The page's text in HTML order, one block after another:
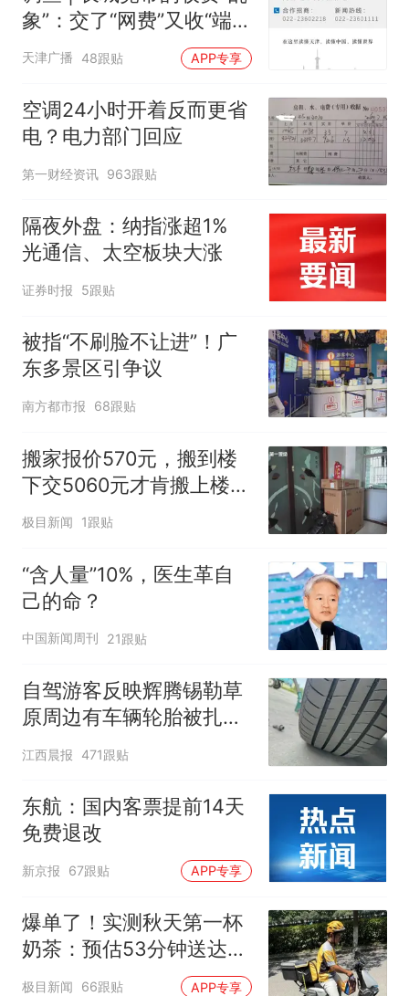
象”：交了“网费”又收“端口
费”，退费没着落，使用期
可延长到2037年
天津广播 48跟贴 APP专享
空调24小时开着反而更省
电？电力部门回应
第一财经资讯 963跟贴
隔夜外盘：纳指涨超1%
光通信、太空板块大涨
证券时报 5跟贴
被指“不刷脸不让进”！广
东多景区引争议
南方都市报 68跟贴
搬家报价570元，搬到楼
下交5060元才肯搬上楼！
女子傻眼了
极目新闻 1跟贴
“含人量”10%，医生革自
己的命？
中国新闻周刊 21跟贴
自驾游客反映辉腾锡勒草
原周边有车辆轮胎被扎，
修理店铺换胎价格高达千
元，官方发布情况通报
江西晨报 471跟贴
东航：国内客票提前14天
免费退改
新京报 67跟贴 APP专享
爆单了！实测秋天第一杯
奶茶：预估53分钟送达，
实际耗时92分钟
极目新闻 66跟贴 APP专享